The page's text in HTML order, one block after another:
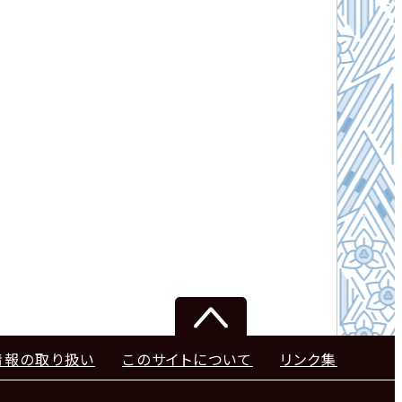
の取り扱い このサイトについて リンク集